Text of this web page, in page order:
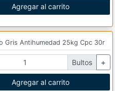
Agregar al carrito
Gris Antihumedad 25kg Cpc 30r
Bultos +
Agregar al carrito